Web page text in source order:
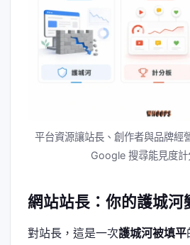
平台資源讓站長、創作者與品牌經
Google 搜尋能見度計
網站站長：你的護城河
對站長，這是一次護城河被填平